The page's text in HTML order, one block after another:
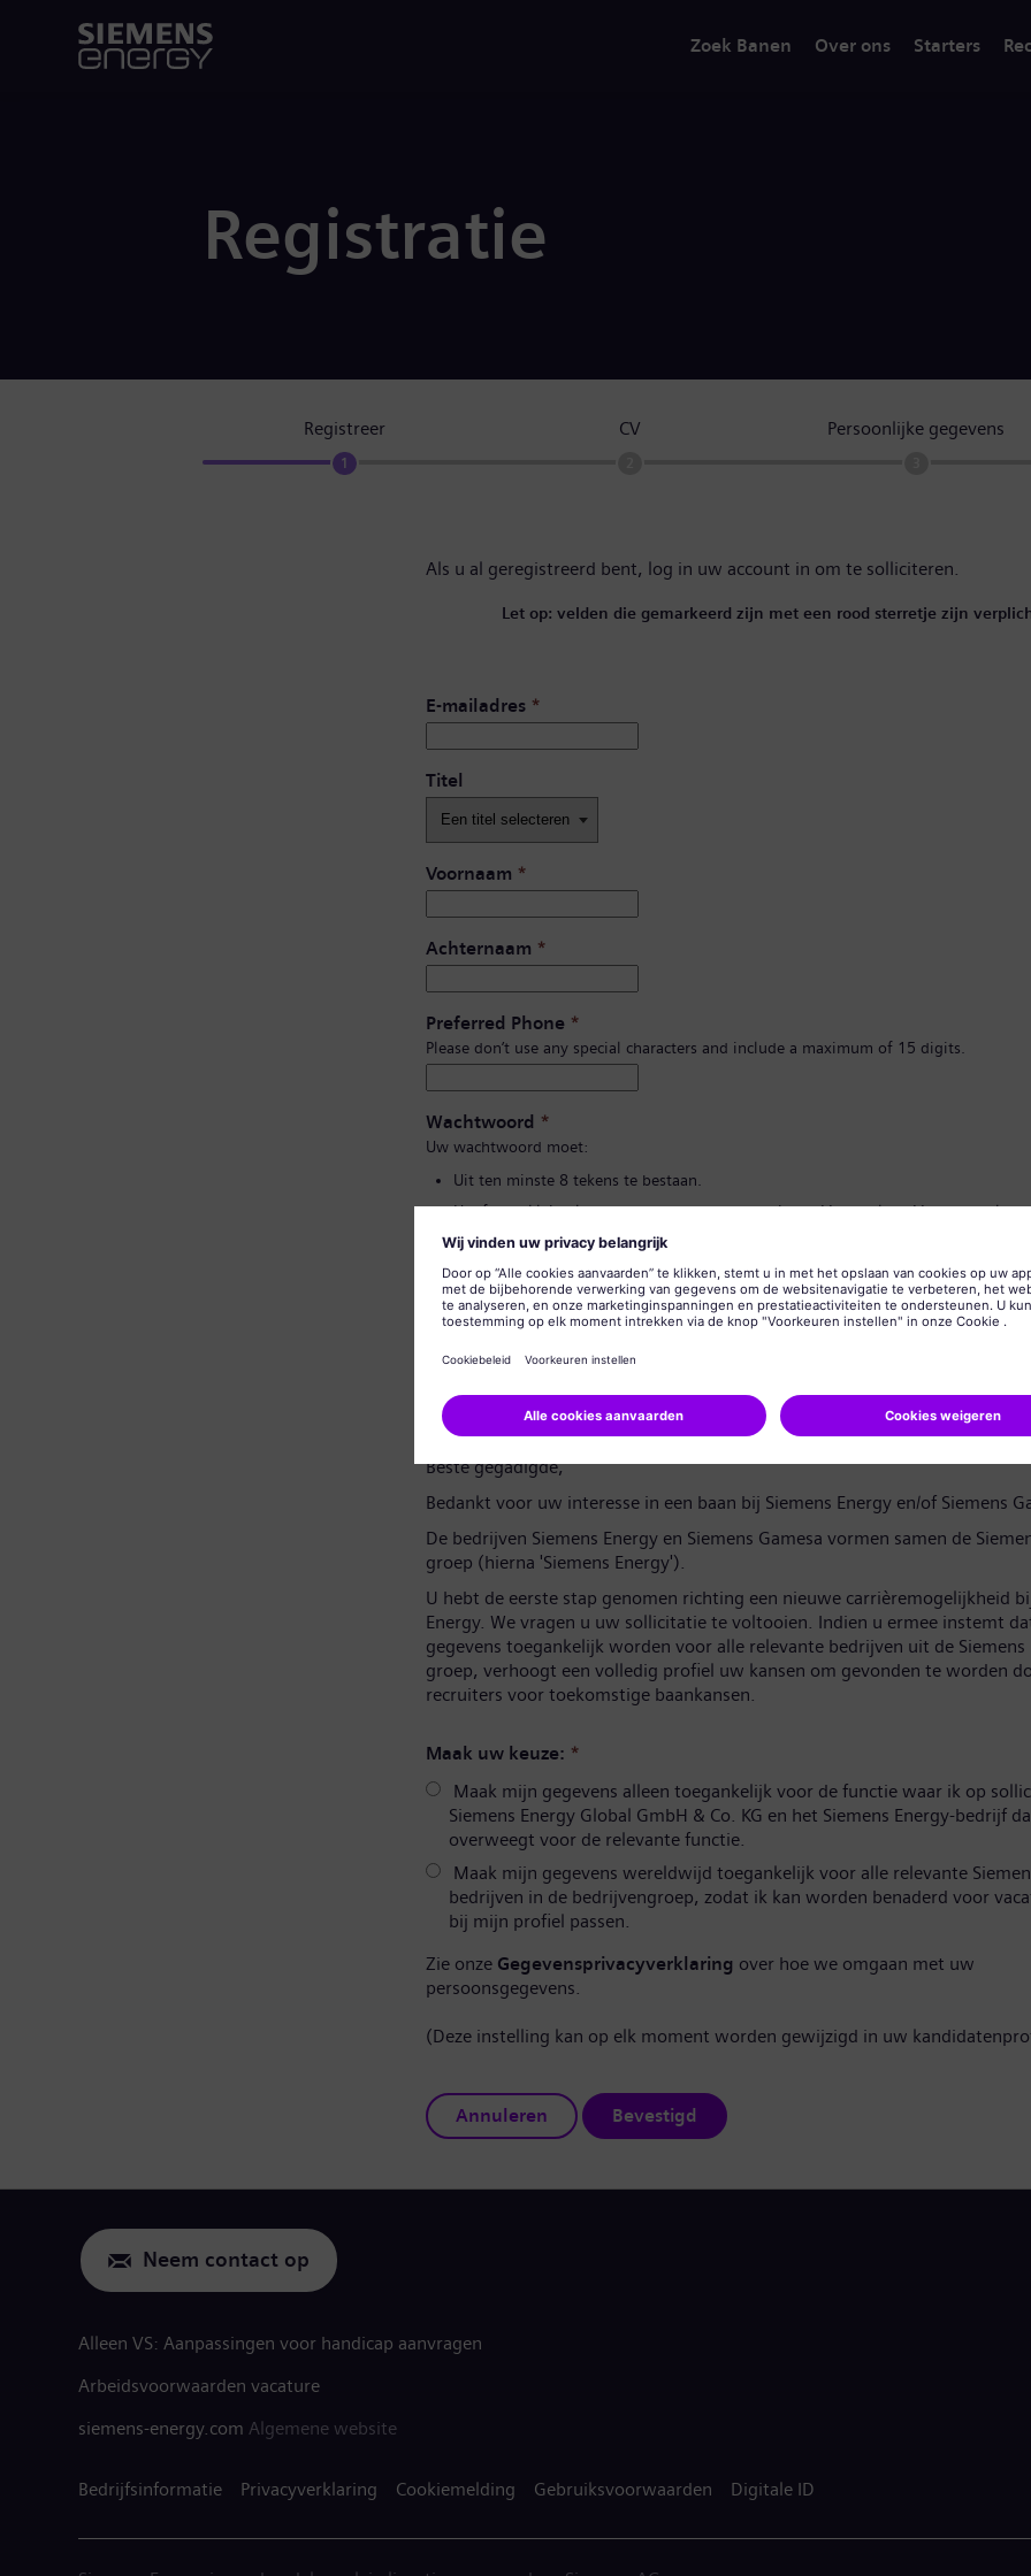
Zoek Banen Over ons Starters
Registratie
Registreer
1
CV Persoonlijke gegevens
Als u al geregistreerd bent, log in uw account in om te solliciteren.
Let op: velden die gemarkeerd zijn met een rood sterretje zijn
E-mailadres *
Titel
Voornaam *
Achternaam *
Preferred Phone *
Please don’t use any special characters and include a maximum of 15 digits.
Wachtwoord *
Uw wachtwoord moet:
Uit ten minste 8 tekens te bestaan.
Hoofd- en kleine letters te bevatten, en ten minste één getal en één symbool.
Geen van uw persoonlijke gegevens te bevatten.
Geen veelgebruikte woorden te bevatten.
Wachtwoord bevestigen
Gegevensprivacyverklaring
Beste gegadigde,
Bedankt voor uw interesse in een baan bij Siemens Energy en/of Siemens
De bedrijven Siemens Energy en Siemens Gamesa vormen samen de
groep (hierna 'Siemens Energy').
U hebt de eerste stap genomen richting een nieuwe carrièremogelijkheid
Energy. We vragen u uw sollicitatie te voltooien. Indien u ermee instemt
gegevens toegankelijk worden voor alle relevante bedrijven uit de Siemens
groep, verhoogt een volledig profiel uw kansen om gevonden te worden
recruiters voor toekomstige baankansen.
Maak uw keuze: *
Maak mijn gegevens alleen toegankelijk voor de functie waar ik op
Siemens Energy Global GmbH & Co. KG en het Siemens Energy-bedrijf
overweegt voor de relevante functie.
Maak mijn gegevens wereldwijd toegankelijk voor alle relevante
bedrijven in de bedrijvengroep, zodat ik kan worden benaderd voor
bij mijn profiel passen.
Zie onze Gegevensprivacyverklaring over hoe we omgaan met uw
persoonsgegevens.
(Deze instelling kan op elk moment worden gewijzigd in uw
Annuleren Bevestigd
Neem contact op
Alleen VS: Aanpassingen voor handicap aanvragen
Arbeidsvoorwaarden vacature
siemens-energy.com Algemene website
Bedrijfsinformatie Privacyverklaring Cookiemelding Gebruiksvoorwaarden Digitale ID